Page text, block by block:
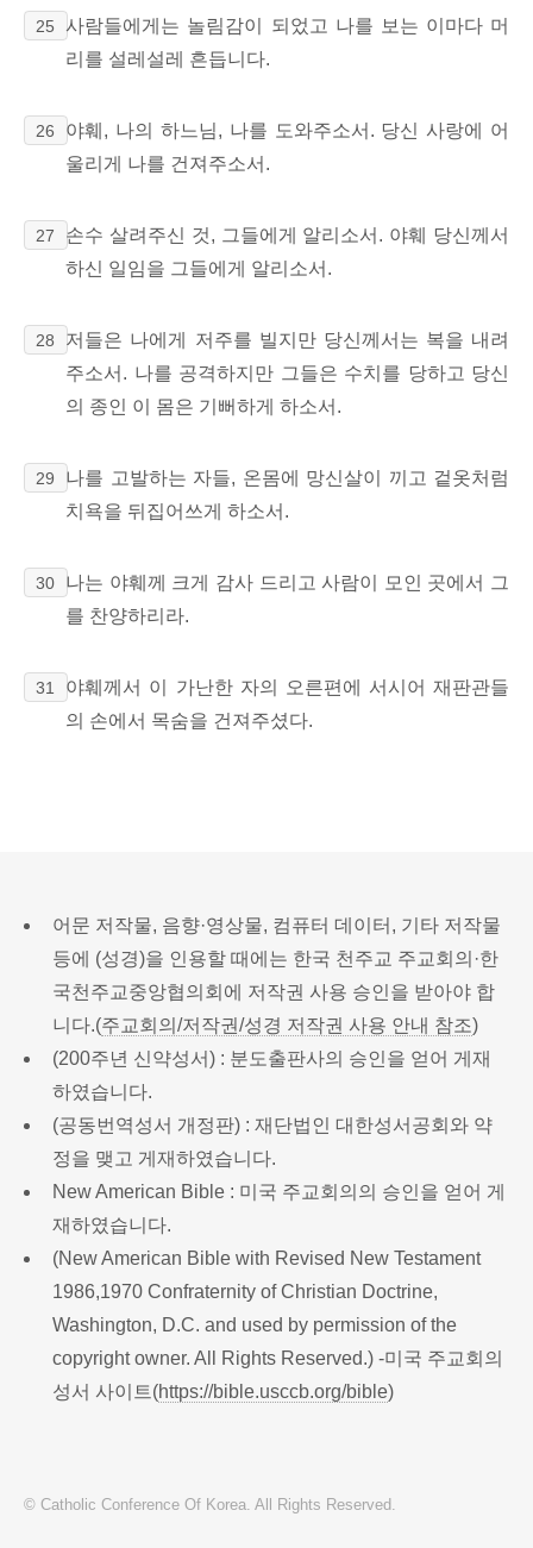
25
사람들에게는 놀림감이 되었고 나를 보는 이마다 머
리를 설레설레 흔듭니다.
26
야훼, 나의 하느님, 나를 도와주소서. 당신 사랑에 어
울리게 나를 건져주소서.
27
손수 살려주신 것, 그들에게 알리소서. 야훼 당신께서
하신 일임을 그들에게 알리소서.
28
저들은 나에게 저주를 빌지만 당신께서는 복을 내려
주소서. 나를 공격하지만 그들은 수치를 당하고 당신
의 종인 이 몸은 기뻐하게 하소서.
29
나를 고발하는 자들, 온몸에 망신살이 끼고 겉옷처럼
치욕을 뒤집어쓰게 하소서.
30
나는 야훼께 크게 감사 드리고 사람이 모인 곳에서 그
를 찬양하리라.
31
야훼께서 이 가난한 자의 오른편에 서시어 재판관들
의 손에서 목숨을 건져주셨다.
어문 저작물, 음향·영상물, 컴퓨터 데이터, 기타 저작물
등에 (성경)을 인용할 때에는 한국 천주교 주교회의·한
국천주교중앙협의회에 저작권 사용 승인을 받아야 합
니다.(주교회의/저작권/성경 저작권 사용 안내 참조)
(200주년 신약성서) : 분도출판사의 승인을 얻어 게재
하였습니다.
(공동번역성서 개정판) : 재단법인 대한성서공회와 약
정을 맺고 게재하였습니다.
New American Bible : 미국 주교회의의 승인을 얻어 게
재하였습니다.
(New American Bible with Revised New Testament
1986,1970 Confraternity of Christian Doctrine,
Washington, D.C. and used by permission of the
copyright owner. All Rights Reserved.) -미국 주교회의
성서 사이트(https://bible.usccb.org/bible)
© Catholic Conference Of Korea. All Rights Reserved.